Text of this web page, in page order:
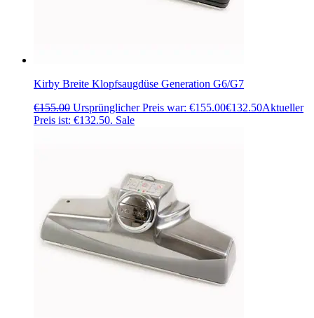
Kirby Breite Klopfsaugdüse Generation G6/G7
€155.00 Ursprünglicher Preis war: €155.00€132.50Aktueller
Preis ist: €132.50. Sale